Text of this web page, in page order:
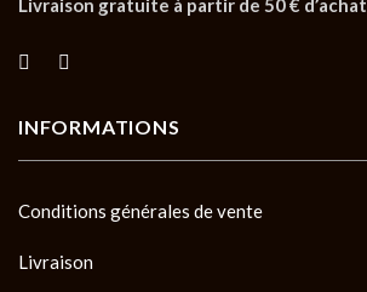
Livraison gratuite à partir de 50 € d’achat
INFORMATIONS
Conditions générales de vente
Livraison